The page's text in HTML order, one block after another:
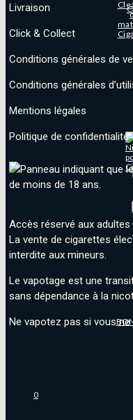
0
Livraison
Click & Collect
Conditions générales de
Conditions générales
Mentions légales
Politique de confidentialité
Accès réservé aux adultes
La vente de cigarettes
interdite aux mineurs.
Le vapotage est une
sans dépendance à la
Ne vapotez pas si vous